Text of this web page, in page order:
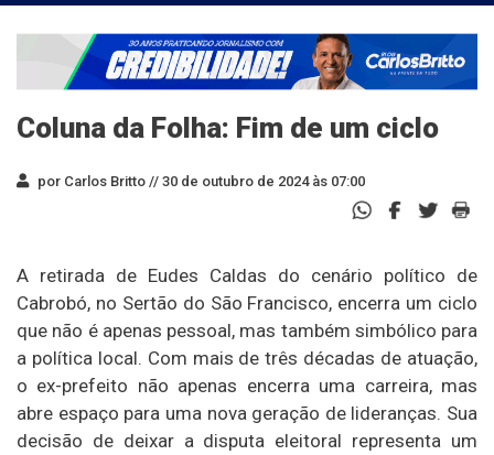
Coluna da Folha: Fim de um ciclo
por Carlos Britto // 30 de outubro de 2024 às 07:00
A retirada de Eudes Caldas do cenário político de
Cabrobó, no Sertão do São Francisco, encerra um ciclo
que não é apenas pessoal, mas também simbólico para
a política local. Com mais de três décadas de atuação,
o ex-prefeito não apenas encerra uma carreira, mas
abre espaço para uma nova geração de lideranças. Sua
decisão de deixar a disputa eleitoral representa um